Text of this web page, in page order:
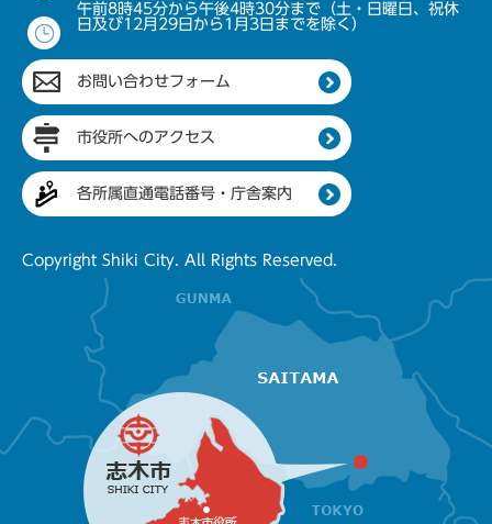
午前8時45分から午後4時30分まで（土・日曜日、祝休
日及び12月29日から1月3日までを除く）
お問い合わせフォーム
市役所へのアクセス
各所属直通電話番号・庁舎案内
Copyright Shiki City. All Rights Reserved.